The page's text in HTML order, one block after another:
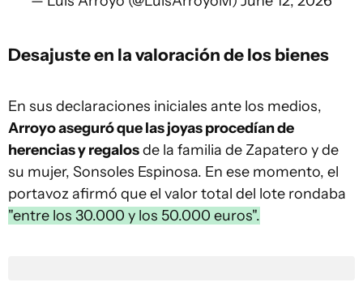
Desajuste en la valoración de los bienes
En sus declaraciones iniciales ante los medios,
Arroyo aseguró que las joyas procedían de
herencias y regalosde la familia de Zapatero y de
su mujer, Sonsoles Espinosa. En ese momento, el
portavoz afirmó que el valor total del lote rondaba
"entre los 30.000 y los 50.000 euros".